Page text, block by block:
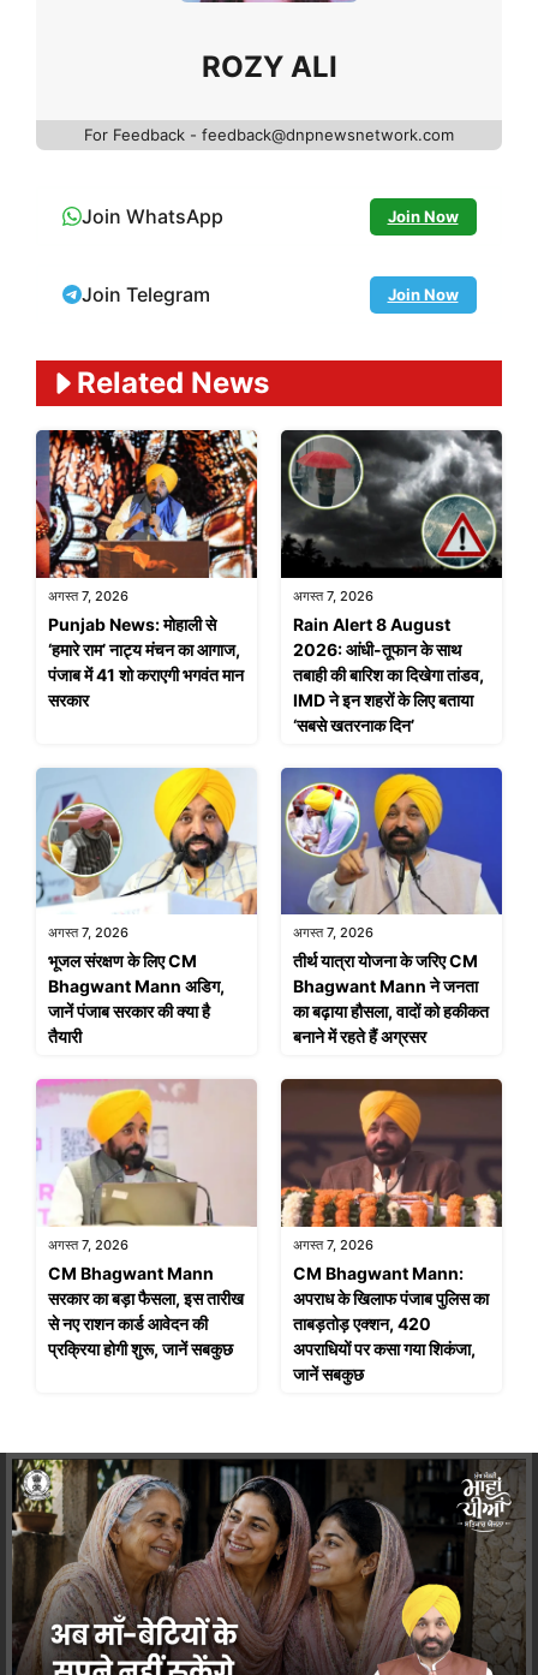
ROZY ALI
For Feedback - feedback@dnpnewsnetwork.com
Join WhatsApp Join Now
Join Telegram Join Now
Related News
अगस्त 7, 2026
Punjab News: मोहाली से
‘हमारे राम’ नाट्य मंचन का आगाज,
पंजाब में 41 शो कराएगी भगवंत मान
सरकार
अगस्त 7, 2026
Rain Alert 8 August
2026: आंधी-तूफान के साथ
तबाही की बारिश का दिखेगा तांडव,
IMD ने इन शहरों के लिए बताया
‘सबसे खतरनाक दिन’
अगस्त 7, 2026
भूजल संरक्षण के लिए CM
Bhagwant Mann अडिग,
जानें पंजाब सरकार की क्या है
तैयारी
अगस्त 7, 2026
तीर्थ यात्रा योजना के जरिए CM
Bhagwant Mann ने जनता
का बढ़ाया हौसला, वादों को हकीकत
बनाने में रहते हैं अग्रसर
अगस्त 7, 2026
CM Bhagwant Mann
सरकार का बड़ा फैसला, इस तारीख
से नए राशन कार्ड आवेदन की
प्रक्रिया होगी शुरू, जानें सबकुछ
अगस्त 7, 2026
CM Bhagwant Mann:
अपराध के खिलाफ पंजाब पुलिस का
ताबड़तोड़ एक्शन, 420
अपराधियों पर कसा गया शिकंजा,
जानें सबकुछ